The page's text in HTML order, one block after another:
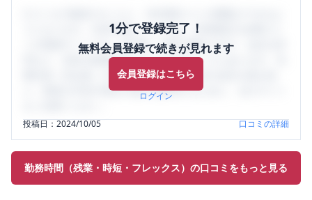
1分で登録完了！
無料会員登録で続きが見れます
会員登録はこちら
ログイン
うになります。SHEHUB(シーハブ)は、女性限定の企業口コ
ミの投稿サイトです。給与面・女性の働きやすさ・会社の評
判など、女性の転職は気にすべき点がたくさんあります。先
輩社員（元社員）の口コミを通して、本当の会社の姿を知
り、将来の不安や現在の悩みを解消するために、ぜひサイト
投稿日：2024/10/05 口コミの詳細
勤務時間（残業・時短・フレックス）の口コミをもっと見る